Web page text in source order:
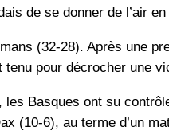
de se donner de l’air
(32-28). Après une
pour décrocher une
Basques ont su
(10-6), au terme d’un